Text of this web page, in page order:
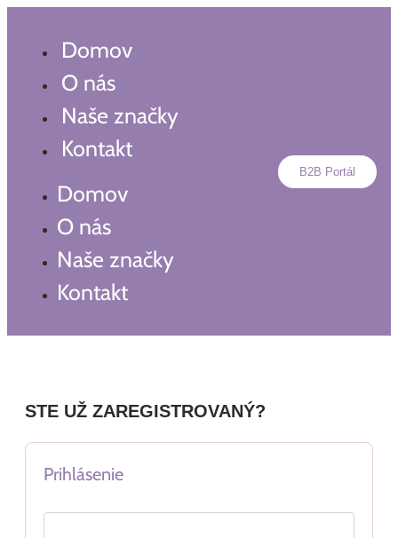
Preskočiť
Domov
O nás
Naše značky
Kontakt
Domov
O nás
Naše značky
Kontakt
B2B Portál
STE UŽ ZAREGISTROVANÝ?
Prihlásenie